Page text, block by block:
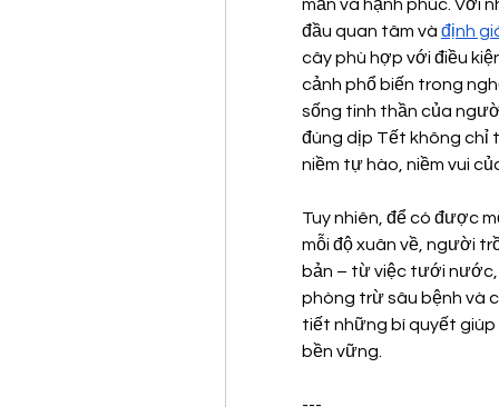
mắn và hạnh phúc. Với
đầu quan tâm và định
cây phù hợp với điều
cảnh phổ biến trong
sống tinh thần của
đúng dịp Tết không chỉ
niềm tự hào, niềm vui
Tuy nhiên, để có được
mỗi độ xuân về, người
bản – từ việc tưới nước,
phòng trừ sâu bệnh và
tiết những bí quyết giúp
bền vững.